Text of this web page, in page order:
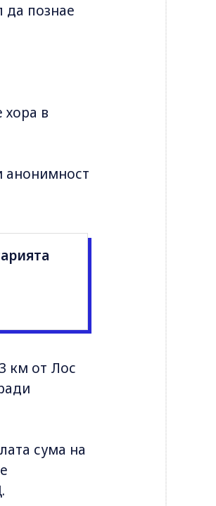
да познае
хора в
анонимност
км от Лос
сума на